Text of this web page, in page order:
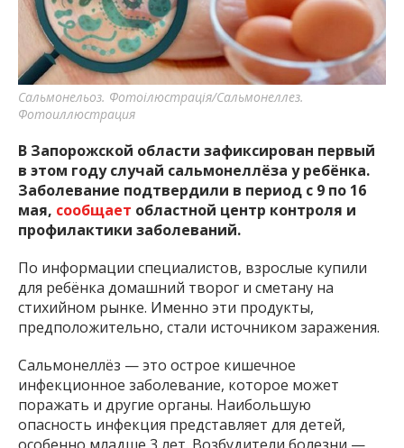
важную информацию о событиях
города Запорожья и области.
Сальмонельоз. Фотоілюстрація/Сальмонеллез.
Фотоиллюстрация
В Запорожской области зафиксирован первый
в этом году случай сальмонеллёза у ребёнка.
Заболевание подтвердили в период с 9 по 16
мая, сообщает областной центр контроля и
профилактики заболеваний.
По информации специалистов, взрослые купили
для ребёнка домашний творог и сметану на
стихийном рынке. Именно эти продукты,
предположительно, стали источником заражения.
Сальмонеллёз — это острое кишечное
инфекционное заболевание, которое может
поражать и другие органы. Наибольшую
опасность инфекция представляет для детей,